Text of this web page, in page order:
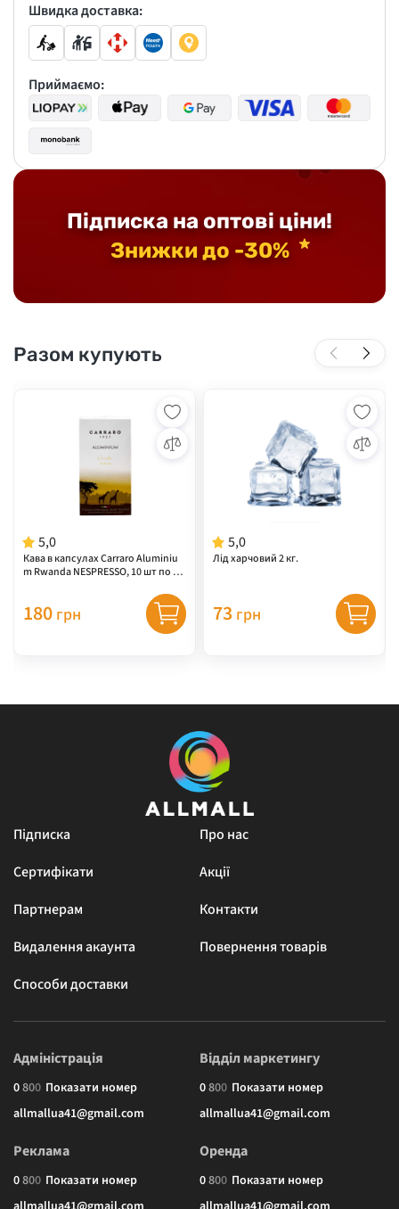
Підписка на оптові ціни!
Знижки до -30%
Швидка доставка:
Приймаємо:
Разом купують
5,0
Кава в капсулах Carraro Aluminiu
m Rwanda NESPRESSO, 10 шт по 5,5
180 грн
5,0
Лід харчовий 2 кг.
73 грн
Підписка
Про нас
Сертифікати
Акції
Партнерам
Контакти
Видалення акаунта
Повернення товарів
Способи доставки
Адміністрація
0800 Показати номер
allmallua41@gmail.com
Відділ маркетингу
0800 Показати номер
allmallua41@gmail.com
Реклама
0800 Показати номер
Оренда
0800 Показати номер